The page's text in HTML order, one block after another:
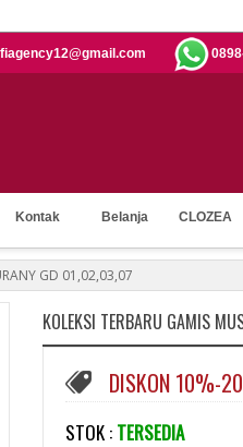
Kontak Belanja CLOZEA
GD 01,02,03,07
KOLEKSI TERBARU GAMIS
DISKON 10%-
STOK : TERSEDIA